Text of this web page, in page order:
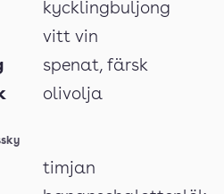
kycklingbuljong
vitt vin
spenat, färsk
olivolja
timjan